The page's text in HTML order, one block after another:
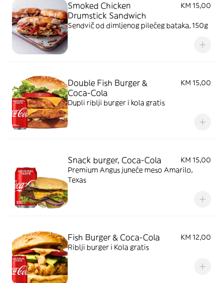
Smoked Chicken
Drumstick Sandwich
KM 15,00
Sendvič od dimljenog pilećeg bataka, 150g
Double Fish Burger &
Coca-Cola
KM 15,00
Dupli riblji burger i kola gratis
Snack burger, Coca-Cola
KM 15,00
Premium Angus juneće meso Amarilo,
Texas
Fish Burger & Coca-Cola
KM 12,00
Riblji burger i Kola gratis